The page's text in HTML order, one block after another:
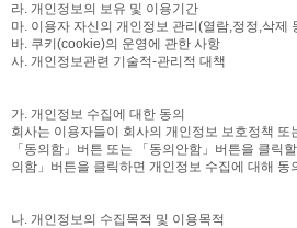
라. 개인정보의 보유 및 이용기간
마. 이용자 자신의 개인정보 관리(열람,정정,삭제
바. 쿠키(cookie)의 운영에 관한 사항
사. 개인정보관련 기술적-관리적 대책
가. 개인정보 수집에 대한 동의
회사는 이용자들이 회사의 개인정보 보호정책 또
「동의함」버튼 또는 「동의안함」버튼을 클릭
의함」버튼을 클릭하면 개인정보 수집에 대해 동
나. 개인정보의 수집목적 및 이용목적